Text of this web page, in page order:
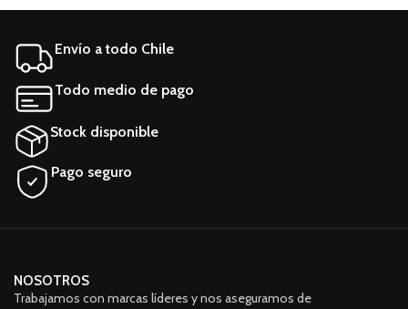
Envío a todo Chile
Todo medio de pago
Stock disponible
Pago seguro
NOSOTROS
Trabajamos con marcas líderes y nos aseguramos de